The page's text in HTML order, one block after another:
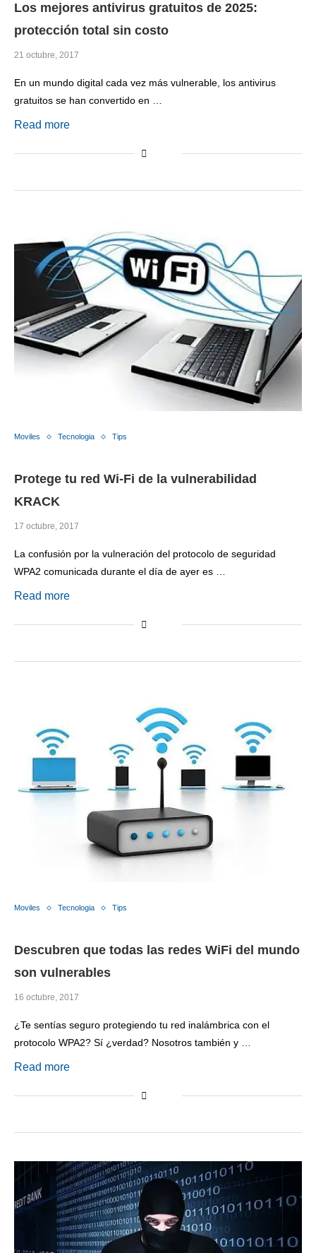
Los mejores antivirus gratuitos de 2025:
protección total sin costo
21 octubre, 2017
En un mundo digital cada vez más vulnerable, los antivirus
gratuitos se han convertido en …
Read more
Moviles Tecnologia Tips
Protege tu red Wi-Fi de la vulnerabilidad
KRACK
17 octubre, 2017
La confusión por la vulneración del protocolo de seguridad
WPA2 comunicada durante el día de ayer es …
Read more
Moviles Tecnologia Tips
Descubren que todas las redes WiFi del mundo
son vulnerables
16 octubre, 2017
¿Te sentías seguro protegiendo tu red inalámbrica con el
protocolo WPA2? Sí ¿verdad? Nosotros también y …
Read more